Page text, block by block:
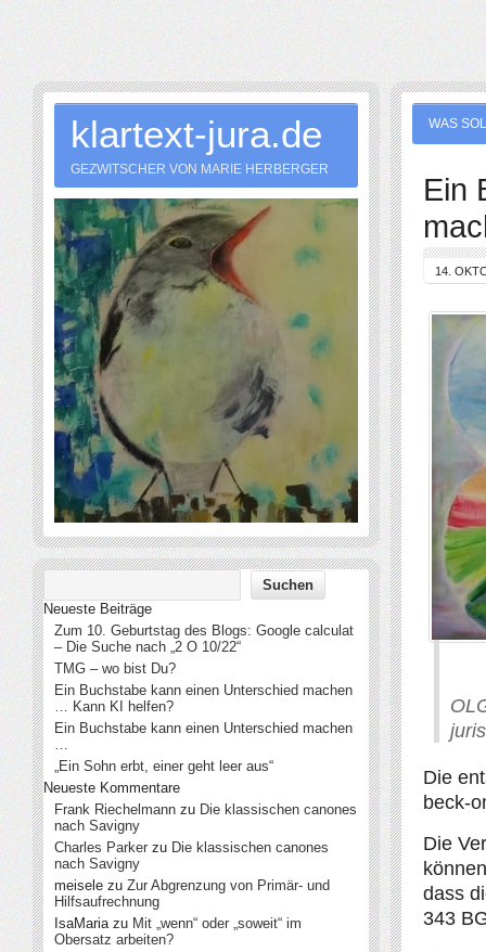
WAS
Ein
14.
Die
beck-
Die
dass
343
klartext-jura.de
GEZWITSCHER VON MARIE HERBERGER
Neueste Beiträge
Zum 10. Geburtstag des Blogs: Google calculat
– Die Suche nach „2 O 10/22“
TMG – wo bist Du?
Ein Buchstabe kann einen Unterschied machen
… Kann KI helfen?
Ein Buchstabe kann einen Unterschied machen
…
„Ein Sohn erbt, einer geht leer aus“
Neueste Kommentare
Frank Riechelmann zu Die klassischen canones
nach Savigny
Charles Parker zu Die klassischen canones
nach Savigny
meisele zu Zur Abgrenzung von Primär- und
Hilfsaufrechnung
IsaMariazu Mit „wenn“ oder „soweit“ im
Obersatz arbeiten?